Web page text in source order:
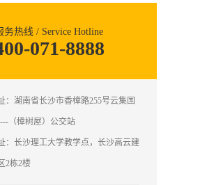
烟、照明、材料耐脏耐磨• 办公空间：
水...
务热线 / Service Hotline
071-8888
：湖南省长沙市香樟路255号云集国
（樟树屋）公交站
：长沙理工大学教学点，长沙高云建
2栋2楼